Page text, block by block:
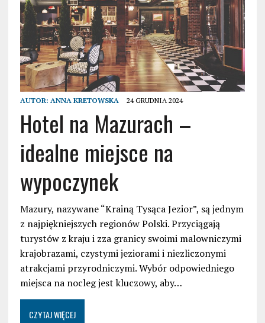
AUTOR: ANNA KRETOWSKA 24 GRUDNIA 2024
Hotel na Mazurach –
idealne miejsce na
wypoczynek
Mazury, nazywane “Krainą Tysąca Jezior”, są jednym
z najpiękniejszych regionów Polski. Przyciągają
turystów z kraju i zza granicy swoimi malowniczymi
krajobrazami, czystymi jeziorami i niezliczonymi
atrakcjami przyrodniczymi. Wybór odpowiedniego
miejsca na nocleg jest kluczowy, aby…
CZYTAJ WIĘCEJ